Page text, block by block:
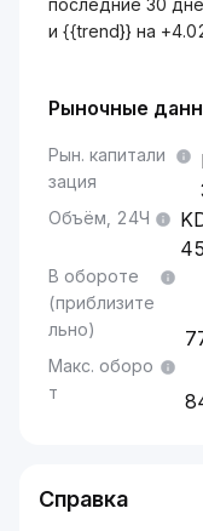
последние 30
и {{trend}} на
Рыночные
Рын. капитали
зация
Объём, 24Ч
В обороте
(приблизите
льно)
Макс. оборо
т
Справка